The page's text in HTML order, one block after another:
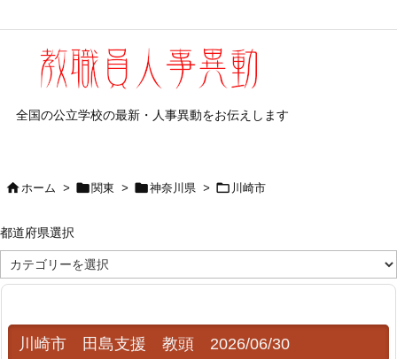
全国の公立学校の最新・人事異動をお伝えします
ホーム >  関東 > 神奈川県 >  川崎市
都道府県選択
道
府
選
川崎市 田島支援 教頭 2026/06/30